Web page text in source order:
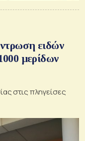
ειδών
μερίδων
στις πληγείσες